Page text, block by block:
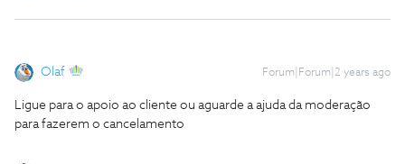
Olaf Forum|Forum|2 years ago
Ligue para o apoio ao cliente ou aguarde a ajuda da moderação
para fazerem o cancelamento